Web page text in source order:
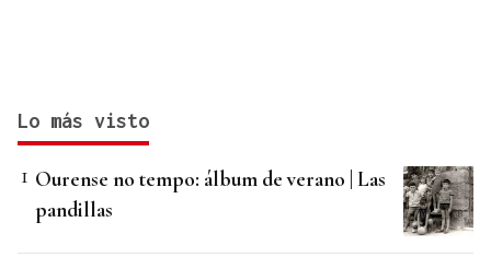
Lo más visto
Ourense no tempo: álbum de verano | Las
pandillas